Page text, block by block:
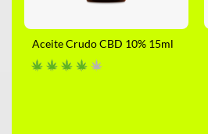
Aceite Crudo CBD 10% 15ml